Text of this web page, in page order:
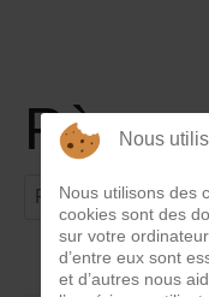
Pèse-
Filtrer par titre
Nous
Nous utilisons des
cookies sont des
sur votre
d’entre eux sont
et d’autres nous